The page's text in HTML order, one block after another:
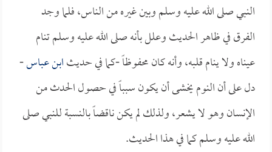
النبي صلى الله عليه وسلم وبين غيره من الناس، فلما وجد
الفرق في ظاهر الحديث وعلل بأنه صلى الله عليه وسلم تنام
عيناه ولا ينام قلبه، وأنه كان محفوظاً -كما في حديثابن عباس-
دل على أن النوم يخشى أن يكون سبباً في حصول الحدث من
الإنسان وهو لا يشعر، ولذلك لم يكن ناقضاً بالنسبة للنبي صلى
الله عليه وسلم كما في هذا الحديث.